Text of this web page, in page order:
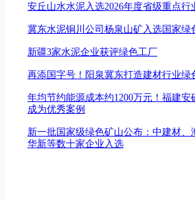
安丘山水水泥入选2026年度省级重点行
冀东水泥铜川公司杨泉山矿入选国家绿
新疆3家水泥企业获评绿色工厂
再添国字号！阳泉冀东打造建材行业绿
年均节约能源成本约1200万元！福建安
成为优秀案例
新一批国家级绿色矿山公布：中建材、
华新等数十家企业入选